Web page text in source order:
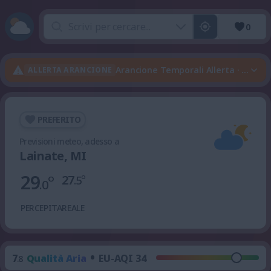
0
ALLERTA ARANCIONE Arancione Temporali Allerta ·
Lainate, MI
29.0°
PERCEPITA
27.5°
REALE
7.8 Qualità Aria • EU-AQI 34